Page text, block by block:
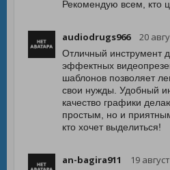
Рекомендую всем, кто
audiodrugs966 20
Отличный инструмент
эффектных
шаблонов позволяет
свои нужды. Удобный
качество графики
простым, но и
кто хочет выделиться!
an-bagira911 19